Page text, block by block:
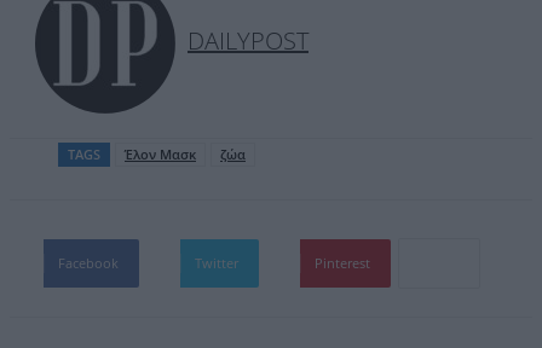
DAILYPOST
TAGS Έλον Μασκ ζώα
Facebook Twitter Pinterest